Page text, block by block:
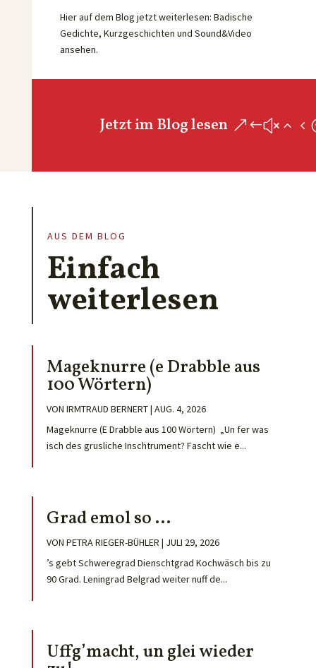
Hier auf dem Blog jetzt weiterlesen: Badische
Gedichte, Kurzgeschichten und Sound&Video
ansehen.
Jetzt im Blog lesen
AUS DEM BLOG
Einfach
weiterlesen
Mageknurre (e Drabble aus
100 Wörtern)
VON IRMTRAUD BERNERT| AUG. 4, 2026
Mageknurre (E Drabble aus 100 Wörtern) „Un fer was
isch des grusliche Inschtrument? Fascht wie e...
Grad emol so …
VON PETRA RIEGER-BÜHLER | JULI 29, 2026
’s gebt Schweregrad Dienschtgrad Kochwäsch bis zu
90 Grad. Leningrad Belgrad weiter nuff de...
Uffg’macht, un glei wieder